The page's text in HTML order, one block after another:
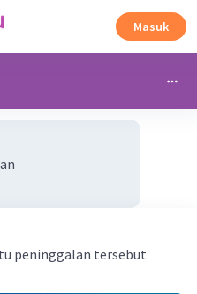
Masuk
peninggalan tersebut